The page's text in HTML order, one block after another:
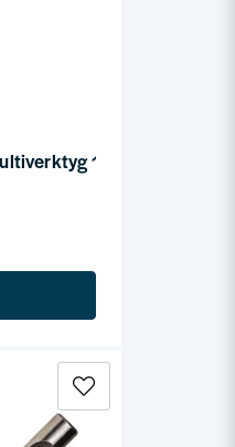
12V (utan